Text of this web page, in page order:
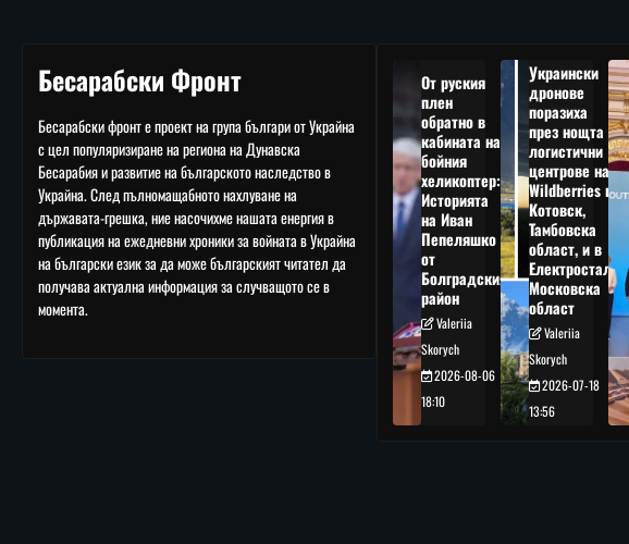
Бесарабски Фронт
Бесарабски фронт е проект на група българи от Украйна
с цел популяризиране на региона на Дунавска
Бесарабия и развитие на българското наследство в
Украйна. След пълномащабното нахлуване на
държавата-грешка, ние насочихме нашата енергия в
публикация на ежедневни хроники за войната в Украйна
на български език за да може българският читател да
получава актуална информация за случващото се в
момента.
От руския
плен
обратно в
кабината на
бойния
хеликоптер:
Историята
на Иван
Пепеляшко
от
Болградския
район
Valeriia
Skorych
2026-08-06
18:10
Украински
дронове
поразиха
през нощта
логистични
центрове на
Wildberries в
Котовск,
Тамбовска
област, и в
Електростал,
Московска
област
Valeriia
Skorych
2026-07-18
13:56